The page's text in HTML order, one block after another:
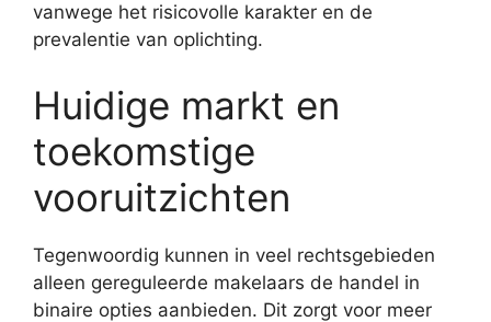
vanwege het risicovolle karakter en de
prevalentie van oplichting.
Huidige markt en
toekomstige
vooruitzichten
Tegenwoordig kunnen in veel rechtsgebieden
alleen gereguleerde makelaars de handel in
binaire opties aanbieden. Dit zorgt voor meer